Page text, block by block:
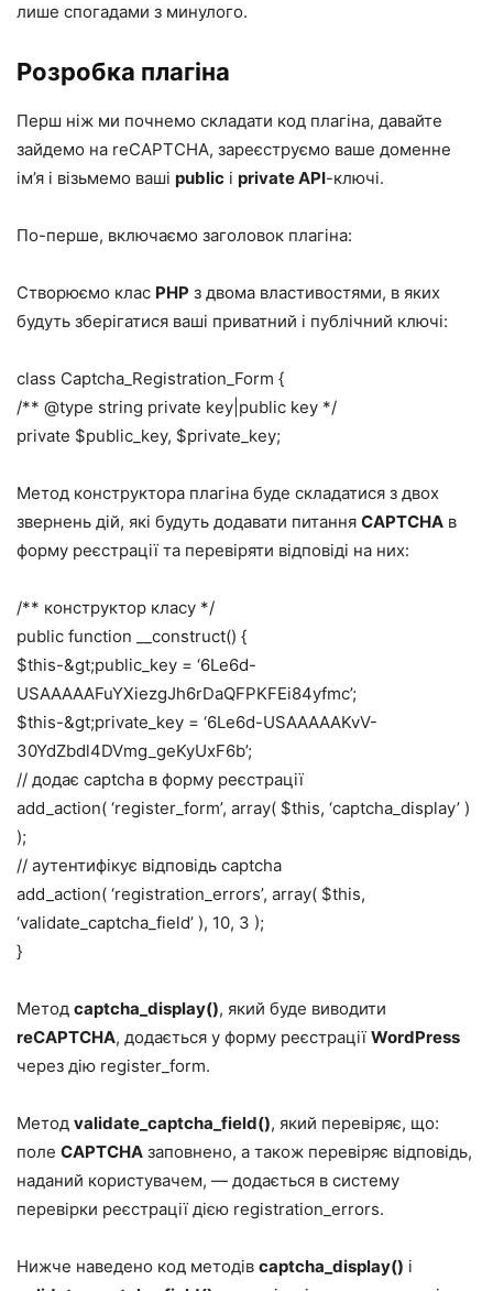
лише спогадами з минулого.
Розробка плагіна
Перш ніж ми почнемо складати код плагіна, давайте
зайдемо на reCAPTCHA, зареєструємо ваше доменне
ім’я і візьмемо ваші public і private API-ключі.
По-перше, включаємо заголовок плагіна:
Створюємо клас PHP з двома властивостями, в яких
будуть зберігатися ваші приватний і публічний ключі:
class Captcha_Registration_Form {
/** @type string private key|public key */
private $public_key, $private_key;
Метод конструктора плагіна буде складатися з двох
звернень дій, які будуть додавати питання CAPTCHA в
форму реєстрації та перевіряти відповіді на них:
/** конструктор класу */
public function __construct() {
$this-&gt;public_key = ‘6Le6d-
USAAAAAFuYXiezgJh6rDaQFPKFEi84yfmc’;
$this-&gt;private_key = ‘6Le6d-USAAAAAKvV-
30YdZbdl4DVmg_geKyUxF6b’;
// додає captcha в форму реєстрації
add_action( ‘register_form’, array( $this, ‘captcha_display’ )
);
// аутентифікує відповідь captcha
add_action( ‘registration_errors’, array( $this,
‘validate_captcha_field’ ), 10, 3 );
}
Метод captcha_display(), який буде виводити
reCAPTCHA, додається у форму реєстрації WordPress
через дію register_form.
Метод validate_captcha_field(), який перевіряє, що:
поле CAPTCHA заповнено, а також перевіряє відповідь,
наданий користувачем, — додається в систему
перевірки реєстрації дією registration_errors.
Нижче наведено код методів captcha_display() і